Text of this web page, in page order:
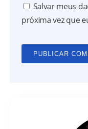
Salvar meus
próxima vez que